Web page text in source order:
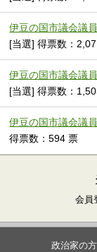
伊豆の国市議会議
[当選] 得票数：
伊豆の国市議会議
[当選] 得票数：
伊豆の国市議会議
得票数：594 票
会員
政治家の